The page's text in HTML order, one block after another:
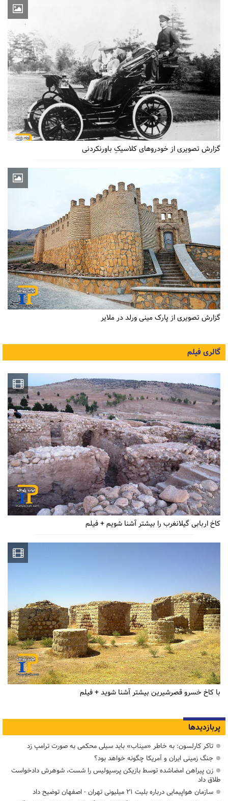
گزارش تصویری از خودروهای کلاسیکِ باورنکردنی
گزارش تصویری از پارک مینی ورلد در ملایر
گالری فیلم
کاخ اربابی گیلانغرب را بیشتر آشنا شویم + فیلم
با کاخ خسرو قصرشیرین بیشتر آشنا شوید + فیلم
پربازدیدها
تاکر کارلسون: به خاطر «میناب» باید سیلی محکمی به صورت ترامپ زد
جنگ زمینی ایران و آمریکا چگونه خواهد بود؟
زن پیراهن امضاشده توسط بازیکن پرسپولیس را شست، شوهرش دادخواست
طلاق داد
سازمان هواپیمایی درباره بلیت ۲۱ میلیونی تهران - اصفهان توضیح داد